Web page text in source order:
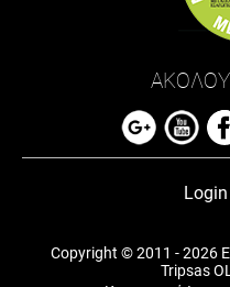
Login
Copyright © 2011 - 2026
Tripsas